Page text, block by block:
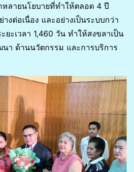
ลายนโยบายที่ทำให้ตลอด 4 ปี
งต่อเนื่อง และอย่างเป็นระบบกว่า
ยะเวลา 1,460 วัน ทำให้สงขลาเป็น
า ด้านนวัตกรรม และการบริการ